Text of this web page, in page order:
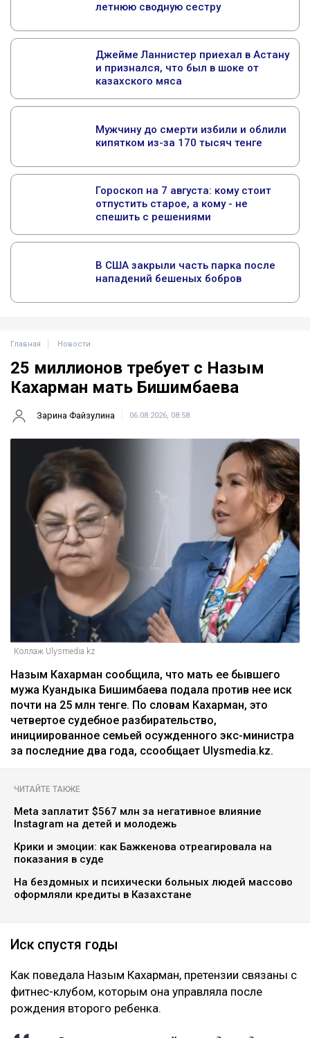
Главная Новости
25 миллионов требует с Назым
Кахарман мать Бишимбаева
Зарина Файзулина 06.08.2026, 08:58
Коллаж Ulysmedia.kz
Назым Кахарман сообщила, что мать ее бывшего
мужа Куандыка Бишимбаева подала против нее иск
почти на 25 млн тенге. По словам Кахарман, это
четвертое судебное разбирательство,
инициированное семьей осужденного экс-министра
за последние два года, ссообщает Ulysmedia.kz.
ЧИТАЙТЕ ТАКЖЕ
Meta заплатит $567 млн за негативное влияние
Instagram на детей и молодежь
Крики и эмоции: как Бажкенова отреагировала на
показания в суде
На бездомных и психически больных людей массово
оформляли кредиты в Казахстане
Иск спустя годы
Как поведала Назым Кахарман, претензии связаны с
фитнес-клубом, которым она управляла после
рождения второго ребенка.